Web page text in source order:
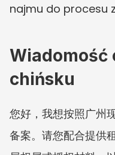
najmu do procesu
Wiadomość
chińsku
您好，我想按照广州
备案。请您配合提供